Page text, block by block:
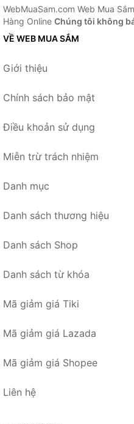
WebMuaSam.com Web Mua
Hàng Online Chúng tôi không
VỀ WEB MUA SẮM
Giới thiệu
Chính sách bảo mật
Điều khoản sử dụng
Miễn trừ trách nhiệm
Danh mục
Danh sách thương hiệu
Danh sách Shop
Danh sách từ khóa
Mã giảm giá Tiki
Mã giảm giá Lazada
Mã giảm giá Shopee
Liên hệ